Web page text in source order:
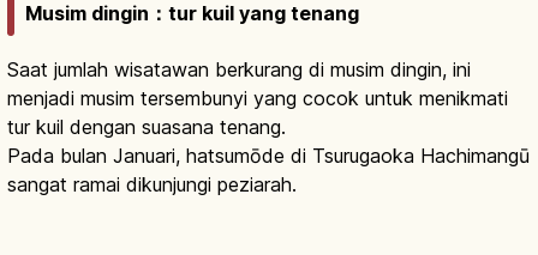
Musim dingin：tur kuil yang tenang
Saat jumlah wisatawan berkurang di musim dingin, ini
menjadi musim tersembunyi yang cocok untuk menikmati
tur kuil dengan suasana tenang.
Pada bulan Januari, hatsumōde di Tsurugaoka Hachimangū
sangat ramai dikunjungi peziarah.